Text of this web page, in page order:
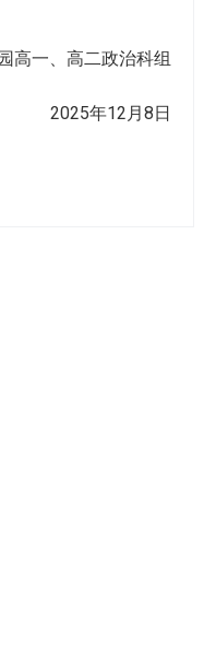
高一、高二政治科组
2025年12月8日